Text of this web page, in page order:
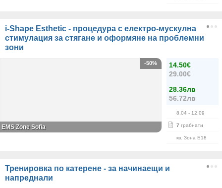
i-Shape Esthetic - процедура с електро-мускулна
стимулация за стягане и оформяне на проблемни
зони
14.50€
29.00€
28.36лв
56.72лв
8.04 - 12.09
7 грабнати
кв. Зона Б18
-50%
EMS Zone Sofia
Тренировка по катерене - за начинаещи и
напреднали